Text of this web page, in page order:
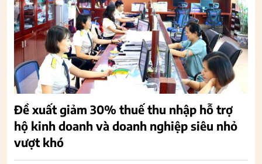
Đề xuất giảm 30% thuế thu nhập hỗ trợ
hộ kinh doanh và doanh nghiệp siêu nhỏ
vượt khó